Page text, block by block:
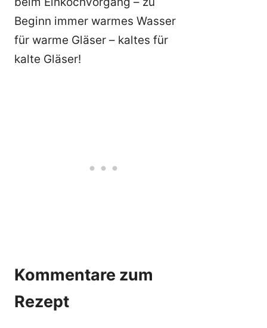
Beginn immer warmes Wasser
für warme Gläser – kaltes für
kalte Gläser!
Kommentare zum
Rezept